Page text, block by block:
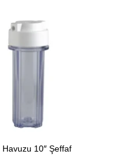
Havuzu 10″ Şeffaf